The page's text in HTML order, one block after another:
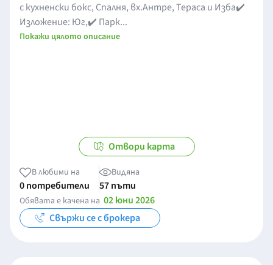
с кухненски бокс, Спалня, вх.Антре, Тераса и Изба✔️
Изложение: Юг,✔️ Парк...
Покажи цялото описание
Отвори карта
В любими на
0 потребители
Видяна
57 пъти
Обявата е качена на 02 юни 2026
Свържи се с брокера